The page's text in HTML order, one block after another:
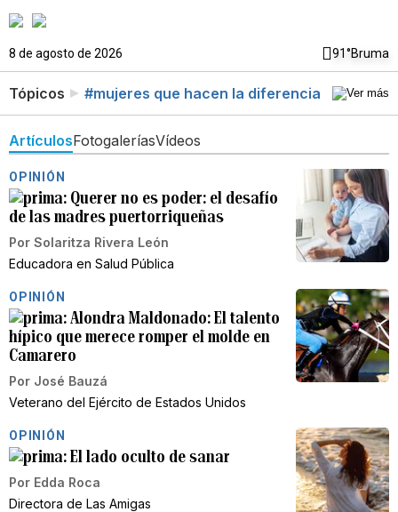
8 de agosto de 2026 91°Bruma
Tópicos #mujeres que hacen la diferencia
ArtículosFotogaleríasVídeos
OPINIÓN
Querer no es poder: el desafío
de las madres puertorriqueñas
Por Solaritza Rivera León
Educadora en Salud Pública
OPINIÓN
Alondra Maldonado: El talento
hípico que merece romper el molde en
Camarero
Por José Bauzá
Veterano del Ejército de Estados Unidos
OPINIÓN
El lado oculto de sanar
Por Edda Roca
Directora de Las Amigas